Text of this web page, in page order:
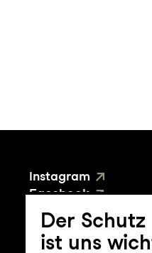
Instagram
Facebook
YouTube
Der
ist uns